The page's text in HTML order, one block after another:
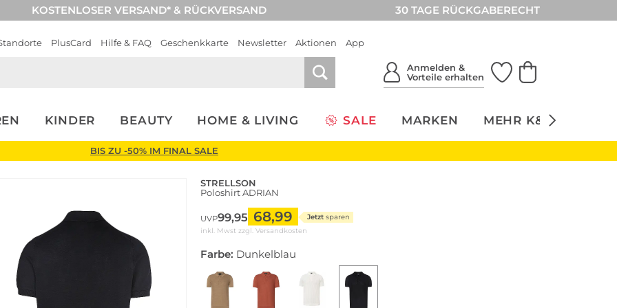
KOSTENLOSER VERSAND* & RÜCKVERSAND 30 TAGE RÜCKGABERECHT
PlusCard Hilfe & FAQ Geschenkkarte Newsletter Aktionen App
Anmelden &
Vorteile erhalten
KINDER BEAUTY HOME & LIVING SALE MARKEN MEHR K&Ö
BIS ZU -50% IM FINAL SALE
STRELLSON
Poloshirt ADRIAN
UVP99,95 68,99 Jetzt sparen
inkl. Mwst zzgl. Versandkosten
Farbe: Dunkelblau